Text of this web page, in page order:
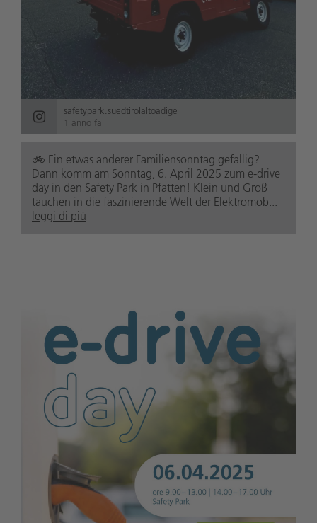
safetypark.suedtirolaltoadige
1 anno fa
🚲️ Ein etwas anderer Familiensonntag gefällig?
Dann komm am Sonntag, 6. April 2025 zum e-drive
day in den Safety Park in Pfatten! Klein und Groß
tauchen in die faszinierende Welt der Elektromob...
leggi di più